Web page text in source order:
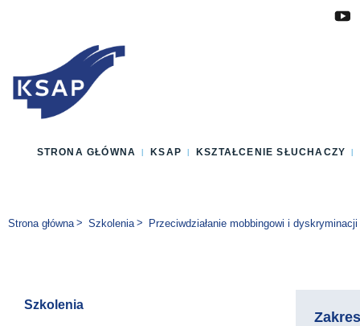
STRONA GŁÓWNA KSAP KSZTAŁCENIE SŁUCHACZY
Jesteś tutaj:
Strona główna Szkolenia Przeciwdziałanie mobbingowi i
Szkolenia
Zakres